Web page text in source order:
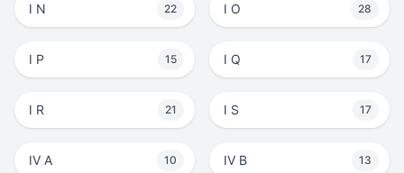
I N 22 I O 28
I P 15 I Q 17
I R 21 I S 17
IV A 10 IV B 13